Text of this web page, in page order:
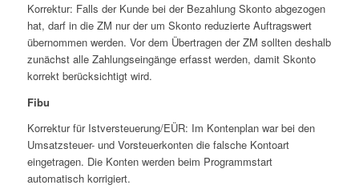
Korrektur: Falls der Kunde bei der Bezahlung Skonto abgezogen
hat, darf in die ZM nur der um Skonto reduzierte Auftragswert
übernommen werden. Vor dem Übertragen der ZM sollten deshalb
zunächst alle Zahlungseingänge erfasst werden, damit Skonto
korrekt berücksichtigt wird.
Fibu
Korrektur für Istversteuerung/EÜR: Im Kontenplan war bei den
Umsatzsteuer- und Vorsteuerkonten die falsche Kontoart
eingetragen. Die Konten werden beim Programmstart
automatisch korrigiert.